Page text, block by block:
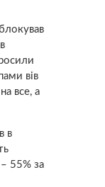
вів
все, а
в
55% за